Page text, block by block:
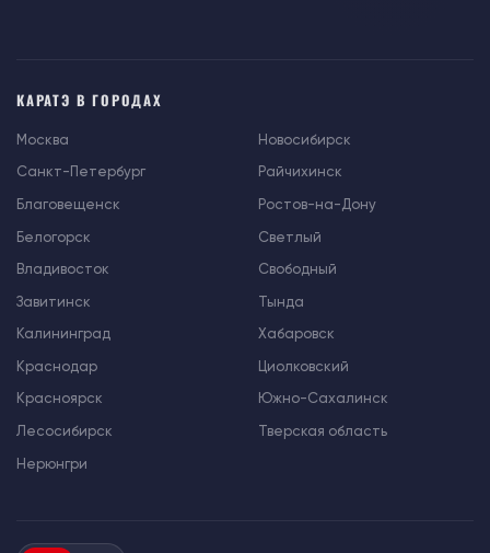
КАРАТЭ В ГОРОДАХ
Москва
Санкт-Петербург
Благовещенск
Белогорск
Владивосток
Завитинск
Калининград
Краснодар
Красноярск
Лесосибирск
Нерюнгри
Новосибирск
Райчихинск
Ростов-на-Дону
Светлый
Свободный
Тында
Хабаровск
Циолковский
Южно-Сахалинск
Тверская область